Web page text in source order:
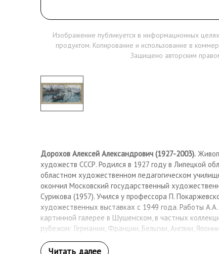
Изображение публикуется в информационных
продуктом. Копирование и использование в
Защищено авторским
Дорохов Алексей Александрович (1927-2003).
художеств СССР. Родился в 1927 году в Липецкой
областном художественном педагогическом
окончил Московский государственный
Сурикова (1957). Учился у профессора П.
художественных выставках с 1949 года. Работы
картинной галерее в Шушенском, в частных
рубежом: Германии, Франции, Бельгии, Англии,